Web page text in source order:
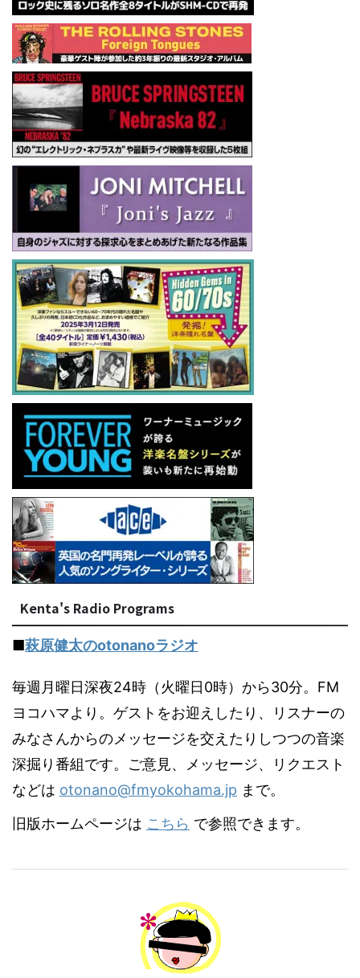
Kenta's Radio Programs
■萩原健太のotonanoラジオ
毎週月曜日深夜24時（火曜日0時）から30分。FM
ヨコハマより。ゲストをお迎えしたり、リスナーの
みなさんからのメッセージを交えたりしつつの音楽
深掘り番組です。ご意見、メッセージ、リクエスト
などは otonano@fmyokohama.jp まで。
旧版ホームページは こちら で参照できます。